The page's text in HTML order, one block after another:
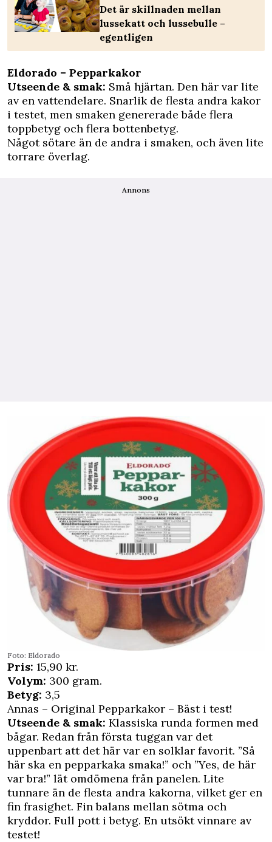
Det är skillnaden mellan
lussekatt och lussebulle –
egentligen
Eldorado – Pepparkakor
Utseende & smak: Små hjärtan. Den här var lite
av en vattendelare. Snarlik de flesta andra kakor
i testet, men smaken genererade både flera
toppbetyg och flera bottenbetyg.
Något sötare än de andra i smaken, och även lite
torrare överlag.
Annons
Foto: Eldorado
Pris: 15,90 kr.
Volym: 300 gram.
Betyg: 3,5
Annas – Original Pepparkakor – Bäst i test!
Utseende & smak: Klassiska runda formen med
bågar. Redan från första tuggan var det
uppenbart att det här var en solklar favorit. ”Så
här ska en pepparkaka smaka!” och ”Yes, de här
var bra!” lät omdömena från panelen. Lite
tunnare än de flesta andra kakorna, vilket ger en
fin frasighet. Fin balans mellan sötma och
kryddor. Full pott i betyg. En utsökt vinnare av
testet!